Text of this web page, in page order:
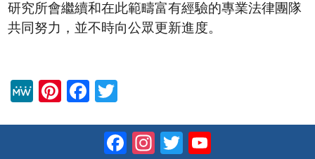
研究所會繼續和在此範疇富有經驗的專業法律團隊
共同努力，並不時向公眾更新進度。
M
Pi
F
tt Facebook
Instagram
Twitter